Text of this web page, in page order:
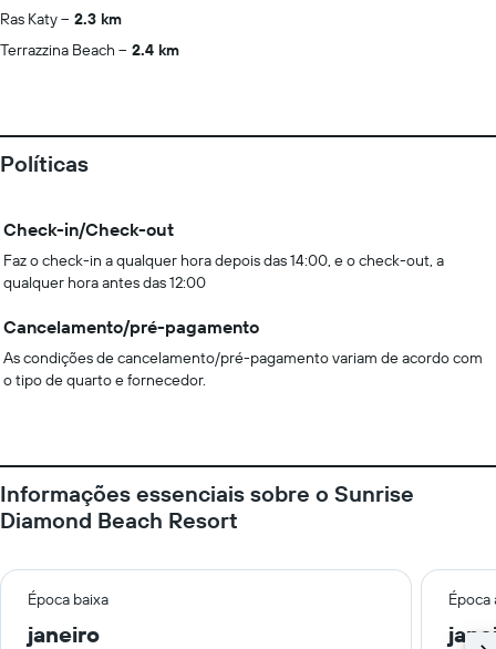
Ras Katy
2.3 km
Terrazzina Beach
2.4 km
Políticas
Check-in/Check-out
Faz o check-in a qualquer hora depois das 14:00, e o check-out, a
qualquer hora antes das 12:00
Cancelamento/pré-pagamento
As condições de cancelamento/pré-pagamento variam de acordo com
o tipo de quarto e fornecedor.
Informações essenciais sobre o Sunrise
Diamond Beach Resort
Época baixa Época
janeiro